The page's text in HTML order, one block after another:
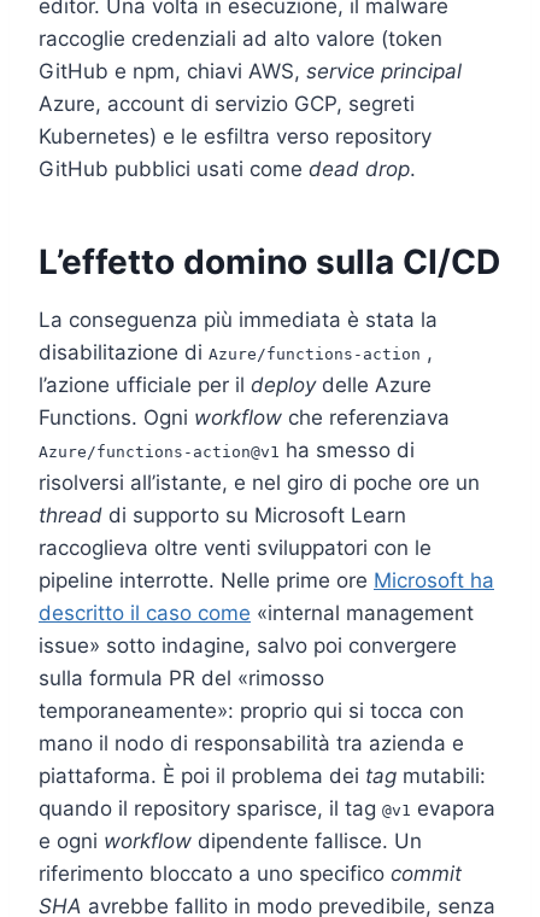
editor. Una volta in esecuzione, il malware
raccoglie credenziali ad alto valore (token
GitHub e npm, chiavi AWS, service principal
Azure, account di servizio GCP, segreti
Kubernetes) e le esfiltra verso repository
GitHub pubblici usati come dead drop.
L’effetto domino sulla CI/CD
La conseguenza più immediata è stata la
disabilitazione di Azure/functions-action ,
l’azione ufficiale per il deploydelle Azure
Functions. Ogni workflow che referenziava
Azure/functions-action@v1 ha smesso di
risolversi all’istante, e nel giro di poche ore un
thread di supporto su Microsoft Learn
raccoglieva oltre venti sviluppatori con le
pipeline interrotte. Nelle prime ore Microsoft ha
descritto il caso come «internal management
issue» sotto indagine, salvo poi convergere
sulla formula PR del «rimosso
temporaneamente»: proprio qui si tocca con
mano il nodo di responsabilità tra azienda e
piattaforma. È poi il problema dei tag mutabili:
quando il repository sparisce, il tag @v1 evapora
e ogni workflow dipendente fallisce. Un
riferimento bloccato a uno specifico commit
SHA avrebbe fallito in modo prevedibile, senza